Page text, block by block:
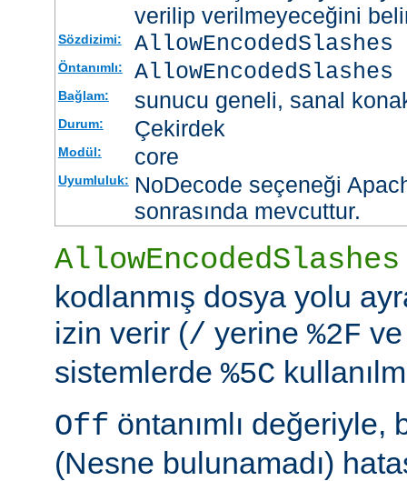
verilip verilmeyeceğini
Sözdizimi: AllowEncodedSlashes
Öntanımlı:
Bağlam: sunucu geneli, sanal
Durum: Çekirdek
Modül: core
Uyumluluk: NoDecode seçeneği
sonrasında mevcuttur.
AllowEncodedSlashes
kodlanmış dosya yolu
izin verir (/ yerine %2F
sistemlerde %5C
Off öntanımlı değeriyle,
(Nesne bulunamadı)